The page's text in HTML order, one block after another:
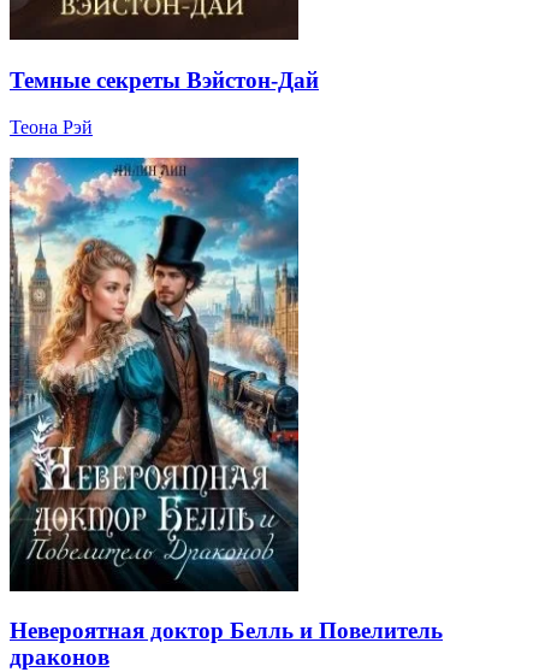
Темные секреты Вэйстон-Дай
Теона Рэй
Невероятная доктор Белль и Повелитель
драконов